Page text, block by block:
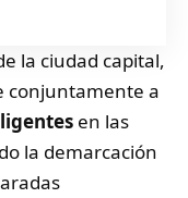
la ciudad capital,
conjuntamente a
en las
la demarcación